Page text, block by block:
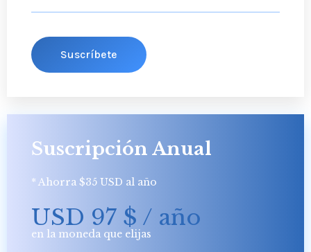
Suscríbete
Suscripción Anual
* Ahorra $35 USD al año
USD 97 $ / año
en la moneda que elijas